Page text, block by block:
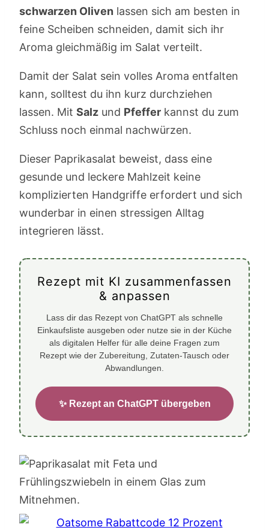
schwarzen Oliven lassen sich am besten in
feine Scheiben schneiden, damit sich ihr
Aroma gleichmäßig im Salat verteilt.
Damit der Salat sein volles Aroma entfalten
kann, solltest du ihn kurz durchziehen
lassen. Mit Salz und Pfeffer kannst du zum
Schluss noch einmal nachwürzen.
Dieser Paprikasalat beweist, dass eine
gesunde und leckere Mahlzeit keine
komplizierten Handgriffe erfordert und sich
wunderbar in einen stressigen Alltag
integrieren lässt.
Rezept mit KI zusammenfassen
& anpassen
Lass dir das Rezept von ChatGPT als schnelle
Einkaufsliste ausgeben oder nutze sie in der Küche
als digitalen Helfer für alle deine Fragen zum
Rezept wie der Zubereitung, Zutaten-Tausch oder
Abwandlungen.
✨ Rezept an ChatGPT übergeben